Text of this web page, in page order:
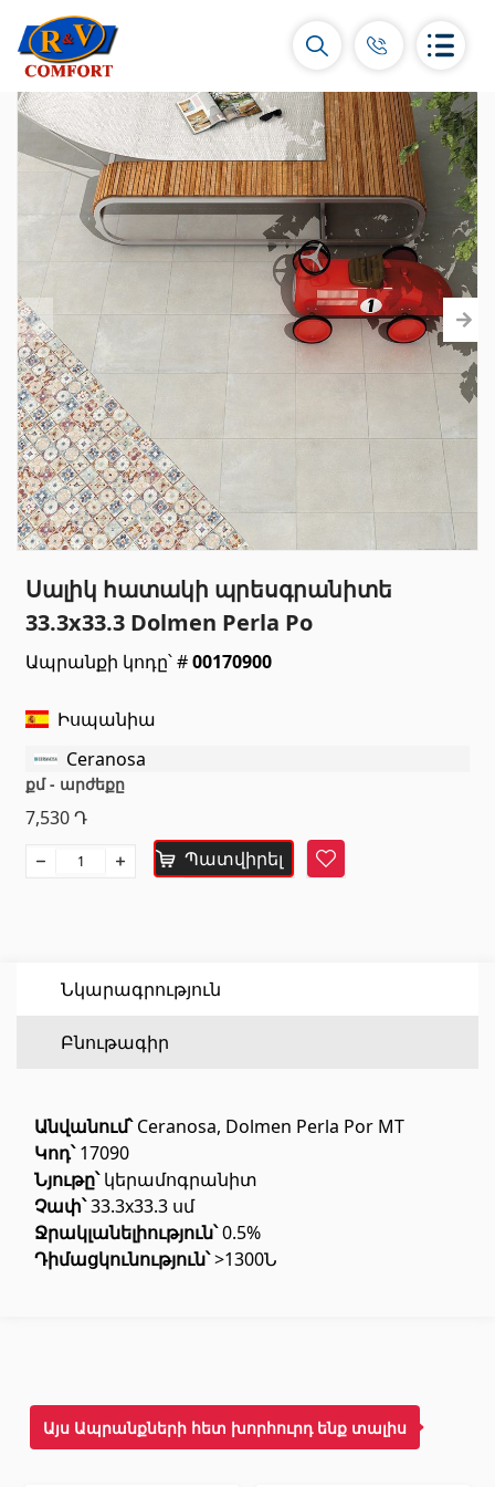
Կերամիկական սալիկներ և
հավաքածուներ
Պատի կերամիկական սալիկներ (292)
Կարնիզներ և դեկորներ
(450)
Հատակի սալիկներ
(392)
Կերամոգրանիտ (92)
Բոլորը
Սանտեխնիկա
Խոհանոցի լվացարաններ(7)
Կերամիկական լվացարաններ
Հիդրոմերսող լոգարաններ
Բոլորը
Բնական քարեր
Գրանիտ (34)
Հատակի ծածկույթ
Փայտե մանրահատակ
Բամբուկե հատակներ (3)
Հատակ բնական խցանից
Բոլորը
Ֆիբրոցեմենտային սալ(2)
Ալյումինե բազմաշերտ թերթեր
(5)
Սալիկ հատակի պրեսգրանիտե
33.3x33.3 Dolmen Perla Po
Ապրանքի կոդը՝ #00170900
Իսպանիա
Ceranosa
քմ - արժեքը
7,530Դ
Պատվիրել
Հավանել
Նկարագրություն
Բնութագիր
Անվանում՝Ceranosa, Dolmen Perla Por MT
Կոդ՝17090
Նյութը՝կերամոգրանիտ
Չափ՝33.3x33.3 սմ
Ջրակլանելիություն՝0.5%
Դիմացկունություն՝>1300Ն
Այս Ապրանքների հետ խորհուրդ ենք տալիս